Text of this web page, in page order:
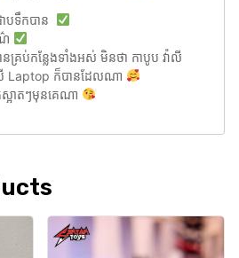
បទឹកបាន
គ្រប់កន្លែងទាំងអស់ មិនថា កាបូប វ៉ាលី
Laptop ក៏បានដែលណា
អាតៗមុនគេណា